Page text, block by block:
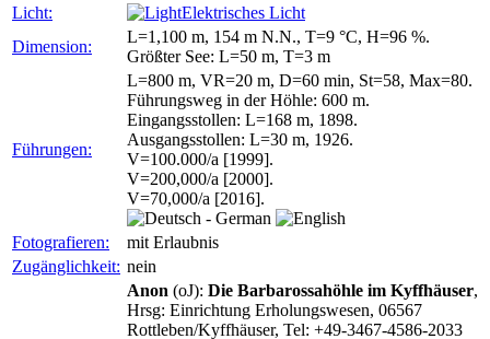
Licht:
Elektrisches Licht
Dimension:
L=1,100 m, 154 m N.N., T=9 °C, H=96 %.
Größter See: L=50 m, T=3 m
Führungen:
L=800 m, VR=20 m, D=60 min, St=58, Max=80.
Führungsweg in der Höhle: 600 m.
Eingangsstollen: L=168 m, 1898.
Ausgangsstollen: L=30 m, 1926.
V=100.000/a [1999].
V=200,000/a [2000].
V=70,000/a [2016].
Fotografieren:
mit Erlaubnis
Zugänglichkeit: nein
Anon (oJ): Die Barbarossahöhle im Kyffhäuser,
Hrsg: Einrichtung Erholungswesen, 06567
Rottleben/Kyffhäuser, Tel: +49-3467-4586-2033